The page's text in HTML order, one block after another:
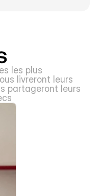
les plus
livreront leurs
partageront leurs